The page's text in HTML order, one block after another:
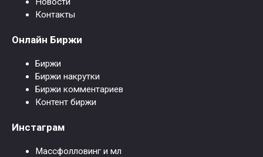
Контакты
Онлайн Биржи
Биржи
Биржи накрутки
Биржи комментариев
Контент биржи
Инстаграм
Массфолловинг и мл